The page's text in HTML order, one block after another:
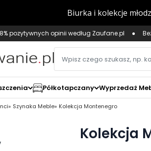
pozytywnych opinii według Zaufane.pl
Półkotapczany Wyprzedaż
Szynaka Meble Kolekcja Montenegro
Kolekcja